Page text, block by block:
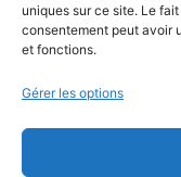
uniques sur ce site. Le
consentement peut avoir
et fonctions.
Gérer les options
© 2026 Théâtre des